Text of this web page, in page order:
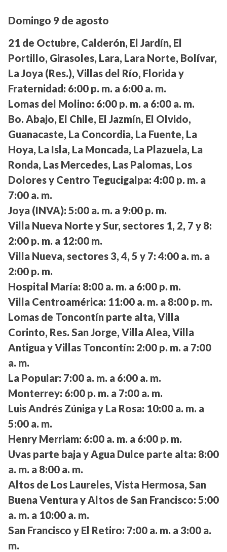
Domingo 9 de agosto
21 de Octubre, Calderón, El Jardín, El
Portillo, Girasoles, Lara, Lara Norte, Bolívar,
La Joya (Res.), Villas del Río, Florida y
Fraternidad: 6:00 p. m. a 6:00 a. m.
Lomas del Molino: 6:00 p. m. a 6:00 a. m.
Bo. Abajo, El Chile, El Jazmín, El Olvido,
Guanacaste, La Concordia, La Fuente, La
Hoya, La Isla, La Moncada, La Plazuela, La
Ronda, Las Mercedes, Las Palomas, Los
Dolores y Centro Tegucigalpa: 4:00 p. m. a
7:00 a. m.
Joya (INVA): 5:00 a. m. a 9:00 p. m.
Villa Nueva Norte y Sur, sectores 1, 2, 7 y 8:
2:00 p. m. a 12:00 m.
Villa Nueva, sectores 3, 4, 5 y 7: 4:00 a. m. a
2:00 p. m.
Hospital María: 8:00 a. m. a 6:00 p. m.
Villa Centroamérica: 11:00 a. m. a 8:00 p. m.
Lomas de Toncontín parte alta, Villa
Corinto, Res. San Jorge, Villa Alea, Villa
Antigua y Villas Toncontín: 2:00 p. m. a 7:00
a. m.
La Popular: 7:00 a. m. a 6:00 a. m.
Monterrey: 6:00 p. m. a 7:00 a. m.
Luis Andrés Zúniga y La Rosa: 10:00 a. m. a
5:00 a. m.
Henry Merriam: 6:00 a. m. a 6:00 p. m.
Uvas parte baja y Agua Dulce parte alta: 8:00
a. m. a 8:00 a. m.
Altos de Los Laureles, Vista Hermosa, San
Buena Ventura y Altos de San Francisco: 5:00
a. m. a 10:00 a. m.
San Francisco y El Retiro: 7:00 a. m. a 3:00 a.
m.